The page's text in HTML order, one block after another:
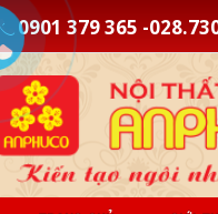
0901 379 365 -